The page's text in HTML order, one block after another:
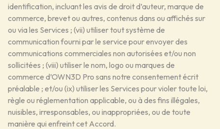
identification, incluant les avis de droit d’auteur, marque de
commerce, brevet ou autres, contenus dans ou affichés sur
ou via les Services ; (vii) utiliser tout système de
communication fourni par le service pour envoyer des
communications commerciales non autorisées et/ou non
sollicitées ; (viii) utiliser le nom, logo ou marques de
commerce d’OWN3D Pro sans notre consentement écrit
préalable ; et/ou (ix) utiliser les Services pour violer toute loi,
règle ou réglementation applicable, ou à des fins illégales,
nuisibles, irresponsables, ou inappropriées, ou de toute
manière qui enfreint cet Accord.